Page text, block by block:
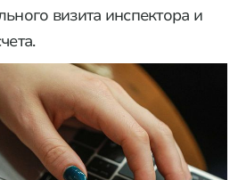
визита инспектора и